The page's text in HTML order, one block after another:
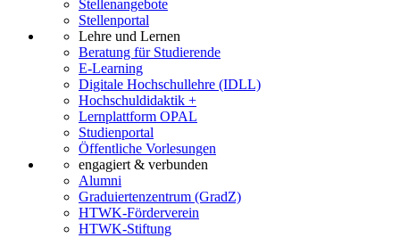
Stellenangebote
Stellenportal
Lehre und Lernen
Beratung für Studierende
E-Learning
Digitale Hochschullehre (IDLL)
Hochschuldidaktik +
Lernplattform OPAL
Studienportal
Öffentliche Vorlesungen
engagiert & verbunden
Alumni
Graduiertenzentrum (GradZ)
HTWK-Förderverein
HTWK-Stiftung